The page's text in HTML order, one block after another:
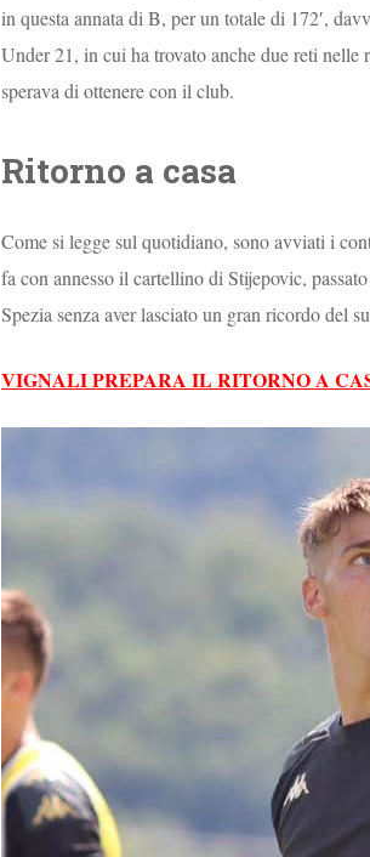
in questa annata di B, per un totale di 172′,
Under 21, in cui ha trovato anche due reti
sperava di ottenere con il club.
Ritorno a casa
Come si legge sul quotidiano, sono avviati i
fa con annesso il cartellino di Stijepovic,
Spezia senza aver lasciato un gran ricordo del
VIGNALI PREPARA IL RITORNO A